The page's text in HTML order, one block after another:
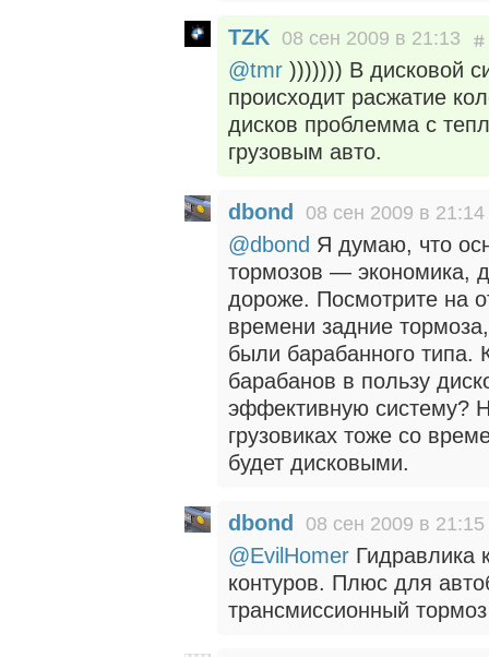
TZK 08 сен 2009 в 21:13
@tmr ))))))) В дисковой
происходит расжатие
дисков проблемма с
грузовым авто.
dbond 08 сен 2009 в 21:14
@dbond Я думаю, что
тормозов — экономика,
дороже. Посмотрите на
времени задние
были барабанного типа.
барабанов в пользу
эффективную систему?
грузовиках тоже со
будет дисковыми.
dbond 08 сен 2009 в 21:15
@EvilHomer Гидравлика
контуров. Плюс для
трансмиссионный